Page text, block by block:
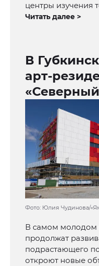
центры изучения
Читать далее >
В
арт-
Фото: Юлия Чудинова/
В самом молодом
продолжат
подрастающего
откроют новые